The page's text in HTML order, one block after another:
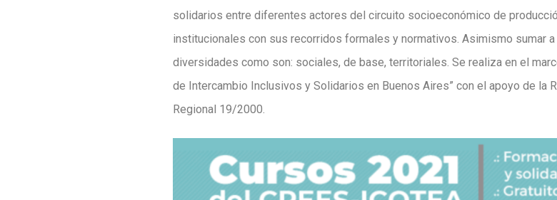
solidarios entre diferentes actores del circuito socioeconómico de
institucionales con sus recorridos formales y normativos. Asimismo sumar
diversidades como son: sociales, de base, territoriales. Se realiza en el
de Intercambio Inclusivos y Solidarios en Buenos Aires” con el apoyo de la
Regional 19/2000.